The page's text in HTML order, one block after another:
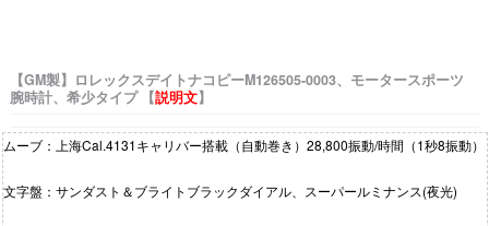
【GM製】ロレックスデイトナコピーM126505-0003、モータースポーツ
腕時計、希少タイプ 【説明文】
ムーブ：上海Cal.4131キャリバー搭載（自動巻き）28,800振動/時間（1秒8振動）
文字盤：サンダスト＆ブライトブラックダイアル、スーパールミナンス(夜光)